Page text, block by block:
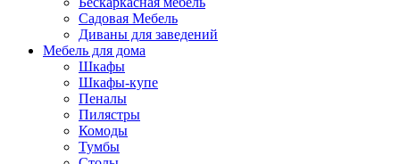
Садовая Мебель
Диваны для заведений
Мебель для дома
Шкафы
Шкафы-купе
Пеналы
Пилястры
Комоды
Тумбы